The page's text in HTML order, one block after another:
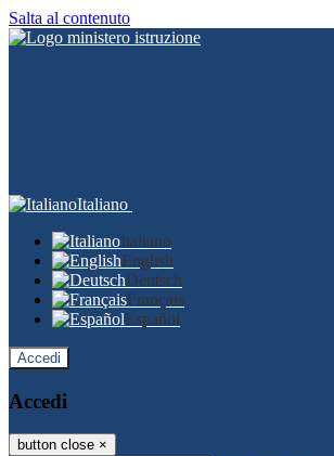
Salta al contenuto
Italiano
Italiano
English
Deutsch
Français
Español
Accedi
Accedi
button close ×